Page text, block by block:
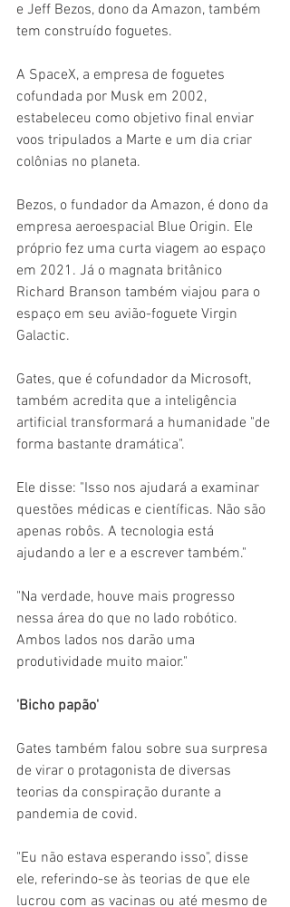
e Jeff Bezos, dono da Amazon, também
tem construído foguetes.
A SpaceX, a empresa de foguetes
cofundada por Musk em 2002,
estabeleceu como objetivo final enviar
voos tripulados a Marte e um dia criar
colônias no planeta.
Bezos, o fundador da Amazon, é dono da
empresa aeroespacial Blue Origin. Ele
próprio fez uma curta viagem ao espaço
em 2021. Já o magnata britânico
Richard Branson também viajou para o
espaço em seu avião-foguete Virgin
Galactic.
Gates, que é cofundador da Microsoft,
também acredita que a inteligência
artificial transformará a humanidade "de
forma bastante dramática".
Ele disse: "Isso nos ajudará a examinar
questões médicas e científicas. Não são
apenas robôs. A tecnologia está
ajudando a ler e a escrever também."
"Na verdade, houve mais progresso
nessa área do que no lado robótico.
Ambos lados nos darão uma
produtividade muito maior."
'Bicho papão'
Gates também falou sobre sua surpresa
de virar o protagonista de diversas
teorias da conspiração durante a
pandemia de covid.
"Eu não estava esperando isso", disse
ele, referindo-se às teorias de que ele
lucrou com as vacinas ou até mesmo de